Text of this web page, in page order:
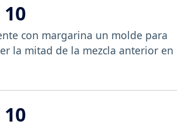
con margarina un molde para
la mitad de la mezcla anterior en